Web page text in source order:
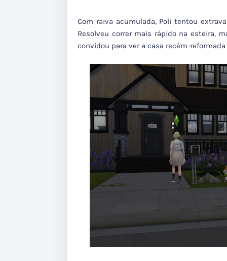
Com raiva acumulada, Poli tentou
Resolveu correr mais rápido na esteira,
convidou para ver a casa recém-